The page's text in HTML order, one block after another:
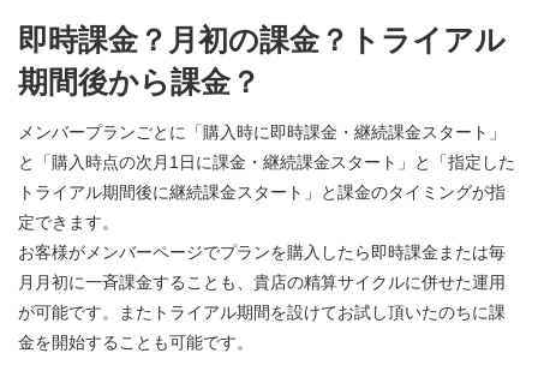
即時課金？月初の課金？トライアル
期間後から課金？
メンバープランごとに「購入時に即時課金・継続課金スタート」
と「購入時点の次月1日に課金・継続課金スタート」と「指定した
トライアル期間後に継続課金スタート」と課金のタイミングが指
定できます。
お客様がメンバーページでプランを購入したら即時課金または毎
月月初に一斉課金することも、貴店の精算サイクルに併せた運用
が可能です。またトライアル期間を設けてお試し頂いたのちに課
金を開始することも可能です。